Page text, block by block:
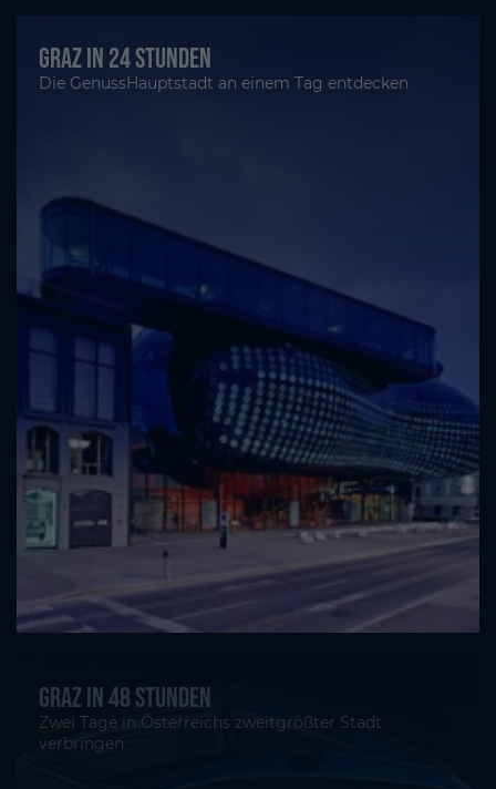
Graz in 24 Stunden
Die GenussHauptstadt an einem Tag entdecken
Graz in 48 Stunden
Zwei Tage in Österreichs zweitgrößter Stadt
verbringen